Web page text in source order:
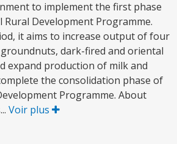
to implement the first phase
Development Programme.
it aims to increase output of four
dark-fired and oriental
expand production of milk and
the consolidation phase of
Programme. About
Voir plus